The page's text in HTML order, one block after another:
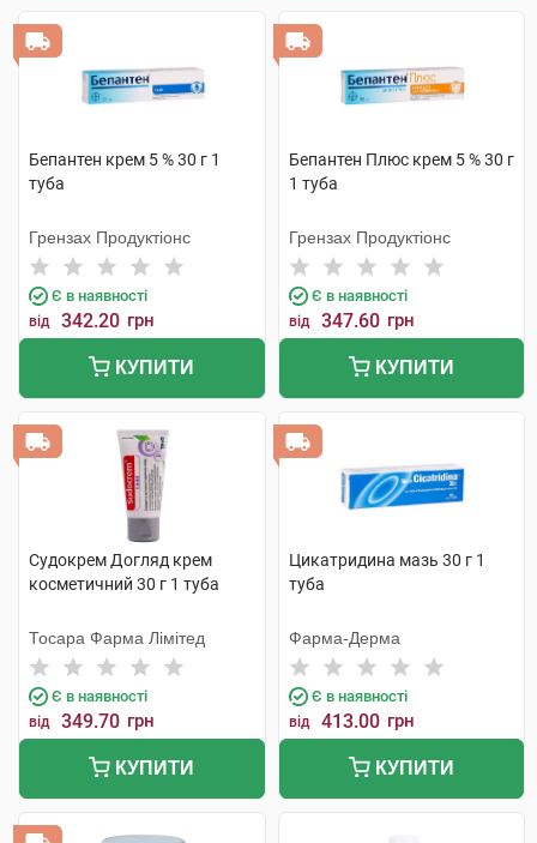
Бепантен крем 5 % 30 г 1
туба
Грензах Продуктіонс
Є в наявності
від 342.20 грн
КУПИТИ
Бепантен Плюс крем 5 % 30 г
1 туба
Грензах Продуктіонс
Є в наявності
від 347.60 грн
КУПИТИ
Судокрем Догляд крем
косметичний 30 г 1 туба
Тосара Фарма Лімітед
Є в наявності
від 349.70 грн
КУПИТИ
Цикатридина мазь 30 г 1
туба
Фарма-Дерма
Є в наявності
від 413.00 грн
КУПИТИ